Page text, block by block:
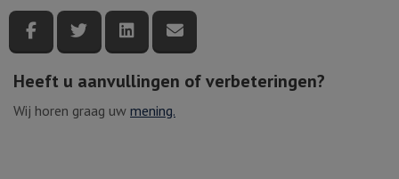
Deel deze pagina via Facebook
Deel deze pagina via Twitter
Deel deze pagina via LinkedIn
Heeft u aanvullingen of verbeteringen?
Wij horen graag uw mening.